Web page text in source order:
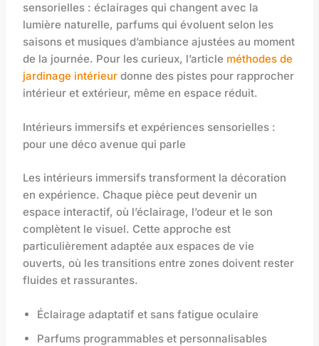
sensorielles : éclairages qui changent avec la
lumière naturelle, parfums qui évoluent selon les
saisons et musiques d’ambiance ajustées au moment
de la journée. Pour les curieux, l’article méthodes de
jardinage intérieur donne des pistes pour rapprocher
intérieur et extérieur, même en espace réduit.
Intérieurs immersifs et expériences sensorielles :
pour une déco avenue qui parle
Les intérieurs immersifs transforment la décoration
en expérience. Chaque pièce peut devenir un
espace interactif, où l’éclairage, l’odeur et le son
complètent le visuel. Cette approche est
particulièrement adaptée aux espaces de vie
ouverts, où les transitions entre zones doivent rester
fluides et rassurantes.
Éclairage adaptatif et sans fatigue oculaire
Parfums programmables et personnalisables